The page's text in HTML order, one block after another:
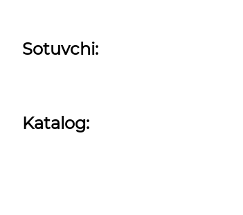
Sotuvchi:
Katalog: